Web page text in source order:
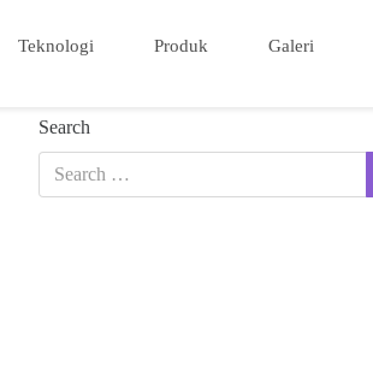
Teknologi Produk Galeri
Search